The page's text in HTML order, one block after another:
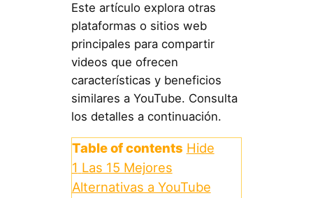
Este artículo explora otras
plataformas o sitios web
principales para compartir
videos que ofrecen
características y beneficios
similares a YouTube. Consulta
los detalles a continuación.
Table of contents Hide
1 Las 15 Mejores
Alternativas a YouTube